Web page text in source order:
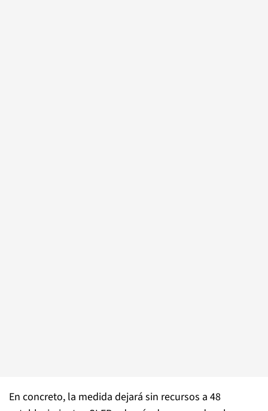
En concreto, la medida dejará sin recursos a 48